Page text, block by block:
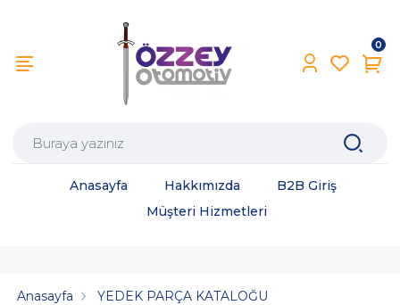
0
Anasayfa Hakkımızda
B2B Giriş
Müşteri Hizmetleri
Anasayfa
YEDEK PARÇA KATALOĞU